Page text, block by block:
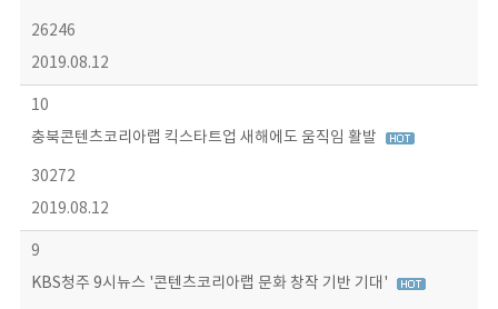
26246
2019.08.12
10
충북콘텐츠코리아랩 킥스타트업 새해에도 움직임 활발
30272
2019.08.12
9
KBS청주 9시뉴스 '콘텐츠코리아랩 문화 창작 기반 기대'